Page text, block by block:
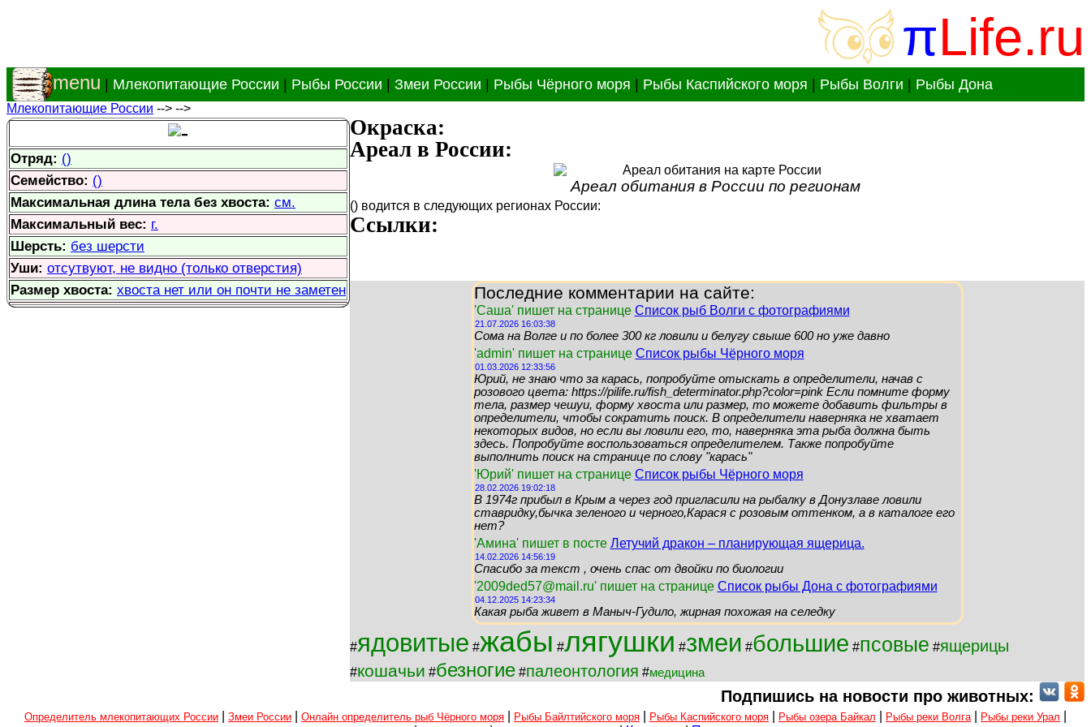
πLife.ru
menu Млекопитающие России Рыбы России Змеи России Рыбы Чёрного моря Рыбы Каспийского моря Рыбы Волги Рыбы Дона
Млекопитающие России --> -->
Отряд: ()
Семейство: ()
Максимальная длина тела без хвоста: см.
Максимальный вес: г.
Шерсть: без шерсти
Уши: отсутвуют, не видно (только отверстия)
Размер хвоста: хвоста нет или он почти не заметен
Окраска:
Ареал в России:
Ареал обитания в России по регионам
() водится в следующих регионах России:
Ссылки:
Последние комментарии на сайте:
'Саша' пишет на странице Список рыб Волги с фотографиями
21.07.2026 16:03:38
Сома на Волге и по более 300 кг ловили и белугу свыше 600 но уже давно
'admin' пишет на странице Список рыбы Чёрного моря
01.03.2026 12:33:56
Юрий, не знаю что за карась, попробуйте отыскать в определители, начав с
розового цвета: https://pilife.ru/fish_determinator.php?color=pink Если помните форму
тела, размер чешуи, форму хвоста или размер, то можете добавить фильтры в
определители, чтобы сократить поиск. В определители наверняка не хватает
некоторых видов, но если вы ловили его, то, наверняка эта рыба должна быть
здесь. Попробуйте воспользоваться определителем. Также попробуйте
выполнить поиск на странице по слову "карась"
'Юрий' пишет на странице Список рыбы Чёрного моря
28.02.2026 19:02:18
В 1974г прибыл в Крым а через год пригласили на рыбалку в Донузлаве ловили
ставридку,бычка зеленого и черного,Карася с розовым оттенком, а в каталоге его
нет?
'Амина' пишет в посте Летучий дракон – планирующая ящерица.
14.02.2026 14:56:19
Спасибо за текст , очень спас от двойки по биологии
'2009ded57@mail.ru' пишет на странице Список рыбы Дона с фотографиями
04.12.2025 14:23:34
Какая рыба живет в Маныч-Гудило, жирная похожая на селедку
#ядовитые #жабы #лягушки #змеи #большие #псовые #ящерицы
#кошачьи #безногие #палеонтология #медицина
Подпишись на новости про животных:
Определитель млекопитающих России Змеи России Онлайн определитель рыб Чёрного моря Рыбы Байлтийского моря Рыбы Каспийского моря Рыбы озера Байкал Рыбы реки Волга Рыбы реки Урал